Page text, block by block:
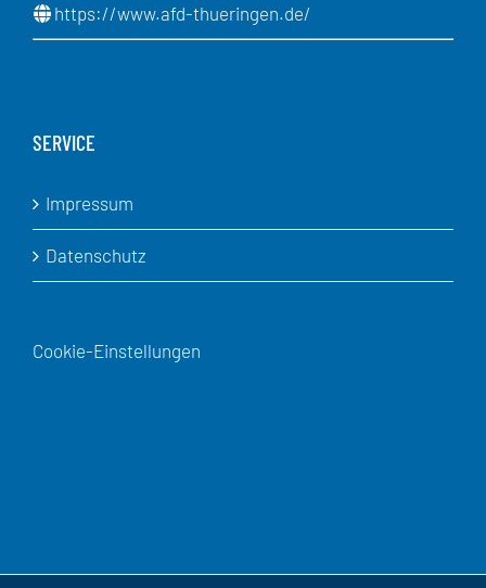
https://www.afd-thueringen.de/
SERVICE
Impressum
Datenschutz
Cookie-Einstellungen